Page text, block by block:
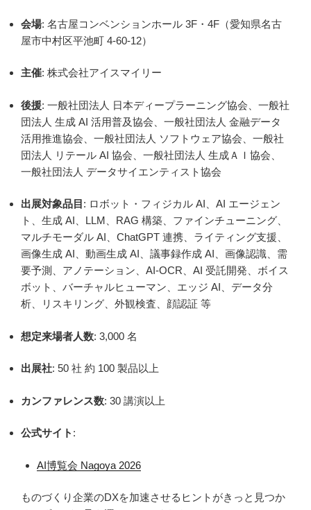
会場: 名古屋コンベンションホール 3F・4F（愛知県名古
屋市中村区平池町 4-60-12）
主催: 株式会社アイスマイリー
後援: 一般社団法人 日本ディープラーニング協会、一般社
団法人 生成 AI 活用普及協会、一般社団法人 金融データ
活用推進協会、一般社団法人 ソフトウェア協会、一般社
団法人 リテール AI 協会、一般社団法人 生成ＡＩ協会、
一般社団法人 データサイエンティスト協会
出展対象品目 : ロボット・フィジカル AI、AI エージェン
ト、生成 AI、LLM、RAG 構築、ファインチューニング、
マルチモーダル AI、ChatGPT 連携、ライティング支援、
画像生成 AI、動画生成 AI、議事録作成 AI、画像認識、需
要予測、アノテーション、AI-OCR、AI 受託開発、ボイス
ボット、バーチャルヒューマン、エッジ AI、データ分
析、リスキリング、外観検査、顔認証 等
想定来場者人数: 3,000 名
出展社: 50 社 約 100 製品以上
カンファレンス数: 30 講演以上
公式サイト :
AI博覧会 Nagoya 2026
ものづくり企業のDXを加速させるヒントがきっと見つか